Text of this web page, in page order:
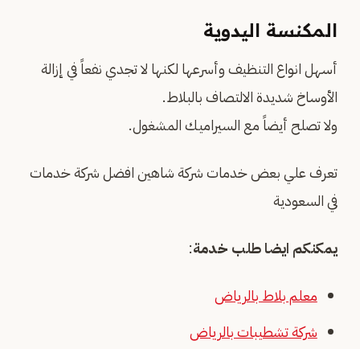
المكنسة اليدوية
أسهل انواع التنظيف وأسرعها لكنها لا تجدي نفعاً في إزالة
الأوساخ شديدة الالتصاف بالبلاط.
ولا تصلح أيضاً مع السيراميك المشغول.
تعرف علي بعض خدمات شركة شاهين افضل شركة خدمات
في السعودية
يمكنكم ايضا طلب خدمة:
معلم بلاط بالرياض
شركة تشطيبات بالرياض